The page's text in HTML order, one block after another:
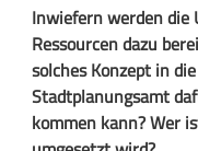
Inwiefern werden die
Ressourcen dazu
solches Konzept in
Stadtplanungsamt
kommen kann? Wer